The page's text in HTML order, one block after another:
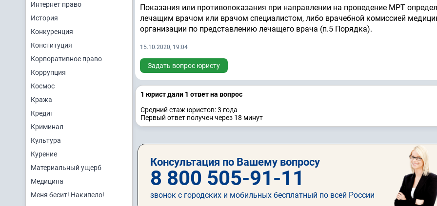
Интернет право
История
Конкуренция
Конституция
Корпоративное право
Коррупция
Космос
Кража
Кредит
Криминал
Культура
Курение
Материальный ущерб
Медицина
Меня бесит! Накипело!
Показания или противопоказания при направлении на проведение МРТ
лечащим врачом или врачом специалистом, либо врачебной комиссией
организации по представлению лечащего врача (п.5 Порядка).
15.10.2020, 19:04
Задать вопрос юристу
1 юрист дали 1 ответ на вопрос
Средний стаж юристов: 3 годa
Первый ответ получен через 18 минут
Консультация по Вашему вопросу
8 800 505-91-11
звонок с городских и мобильных бесплатный по всей России